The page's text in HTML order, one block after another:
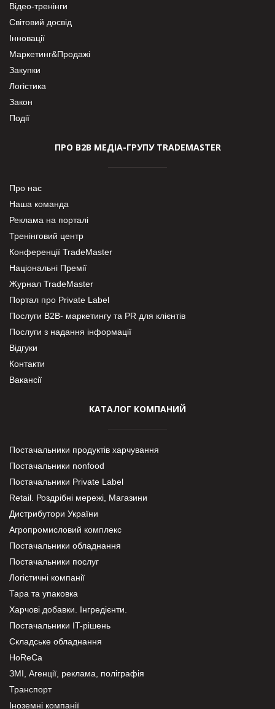
Відео-тренінги
Світовий досвід
Інновації
Маркетинг&Продажі
Закупки
Логістика
Закон
Події
ПРО В2В МЕДІА-ГРУПУ TRADEMASTER
Про нас
Наша команда
Реклама на порталі
Тренінговий центр
Конференції TradeMaster
Національні Премії
Журнал TradeMaster
Портал про Private Label
Послуги В2В- маркетингу та PR для клієнтів
Послуги з надання інформації
Відгуки
Контакти
Вакансії
КАТАЛОГ КОМПАНИЙ
Постачальники продуктів харчування
Постачальники nonfood
Постачальники Private Label
Retail. Роздрібні мережі, Магазини
Дистрибутори України
Агропромисловий комплекс
Постачальники обладнання
Постачальники послуг
Логістичні компанії
Тара та упаковка
Харчові добавки. Інгредієнти.
Постачальники IT-рішень
Складське обладнання
HoReCa
ЗМІ, Агенції, реклама, поліграфія
Транспорт
Іноземні компанії